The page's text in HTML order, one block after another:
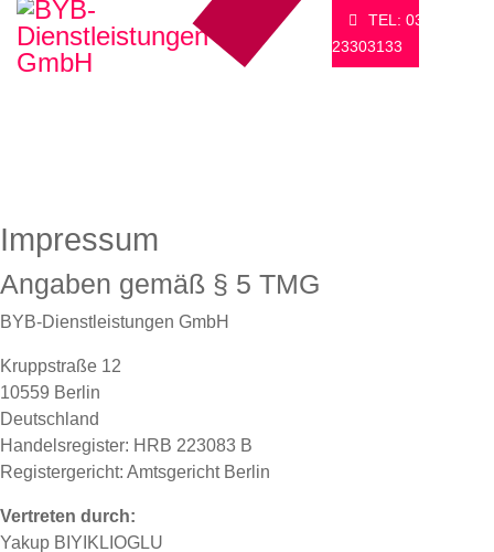
TEL: 030-
23303133
Impressum
Angaben gemäß § 5 TMG
BYB-Dienstleistungen GmbH
Kruppstraße 12
10559 Berlin
Deutschland
Handelsregister: HRB 223083 B
Registergericht: Amtsgericht Berlin
Vertreten durch:
Yakup BIYIKLIOGLU